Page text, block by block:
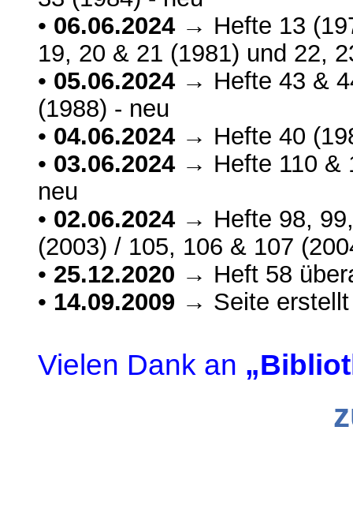
• 06.06.2024 → Hefte 13
19, 20 & 21 (1981) und 22,
• 05.06.2024 → Hefte 43 &
(1988) - neu
• 04.06.2024 → Hefte 40
• 03.06.2024 → Hefte 110 &
neu
• 02.06.2024 → Hefte 98,
(2003) / 105, 106 & 107
• 25.12.2020 → Heft 58
• 14.09.2009 → Seite erstellt
Vielen Dank an